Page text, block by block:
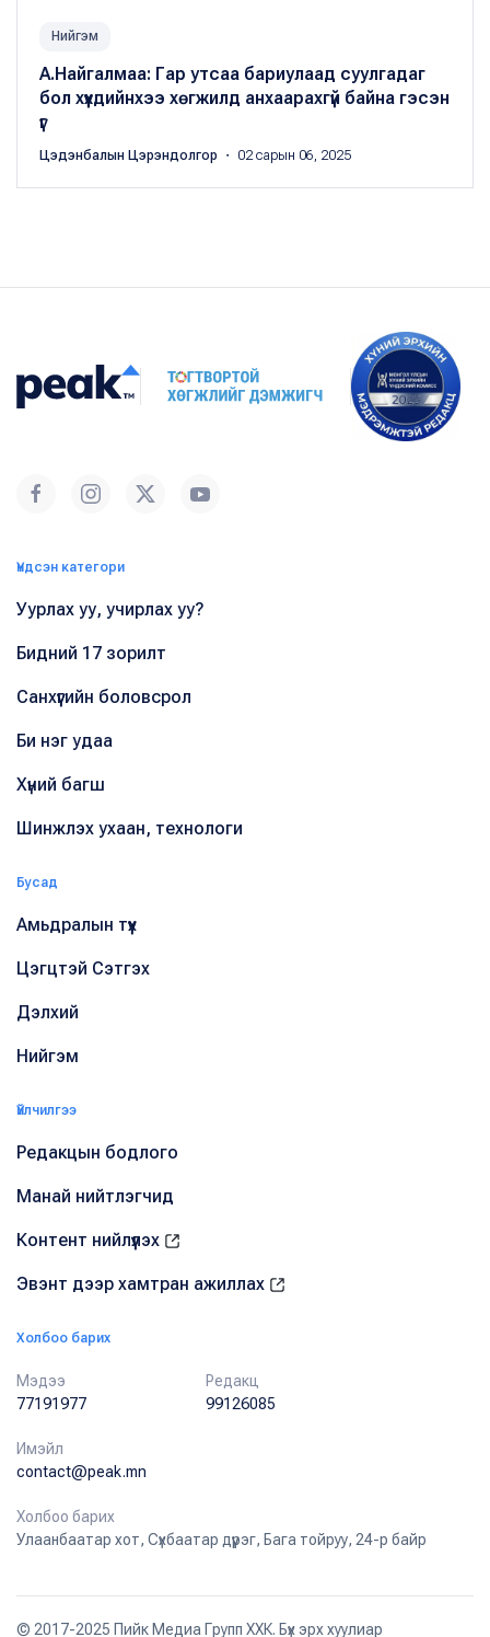
Нийгэм
А.Найгалмаа: Гар утсаа бариулаад суулгадаг
бол хүүхдийнхээ хөгжилд анхаарахгүй байна гэсэн
үг
Цэдэнбалын Цэрэндолгор ・ 02 сарын 06, 2025
Үндсэн категори
Уурлах уу, учирлах уу?
Бидний 17 зорилт
Санхүүгийн боловсрол
Би нэг удаа
Хүний багш
Шинжлэх ухаан, технологи
Бусад
Амьдралын түүх
Цэгцтэй Сэтгэх
Дэлхий
Нийгэм
Үйлчилгээ
Редакцын бодлого
Манай нийтлэгчид
Контент нийлүүлэх
Эвэнт дээр хамтран ажиллах
Холбоо барих
Мэдээ
77191977
Редакц
99126085
Имэйл
contact@peak.mn
Холбоо барих
Улаанбаатар хот, Сүхбаатар дүүрэг, Бага тойруу, 24-р байр
© 2017-2025 Пийк Медиа Групп ХХК. Бүх эрх хуулиар